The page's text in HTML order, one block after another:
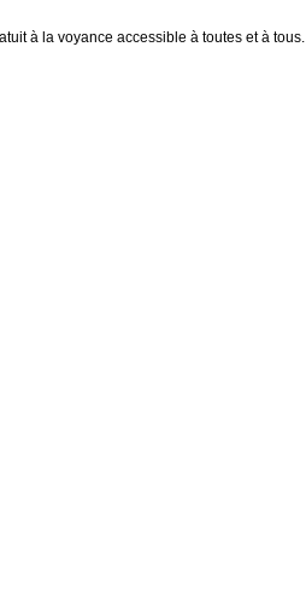
à la voyance accessible à toutes et à tous.